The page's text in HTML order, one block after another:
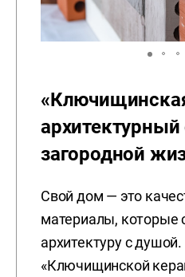
архитектурный
загородной
Свой дом — это
материалы, которые
архитектуру с
«Ключищинской